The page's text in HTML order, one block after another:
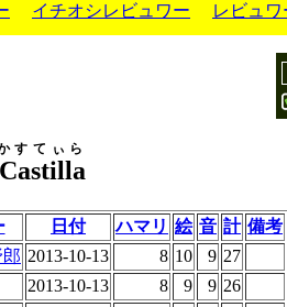
イチオシレビュワー レビュワ
すてぃら
日付 ハマリ 絵 音 計 備考
2013-10-13 8 10 9 27
2013-10-13 8 9 9 26